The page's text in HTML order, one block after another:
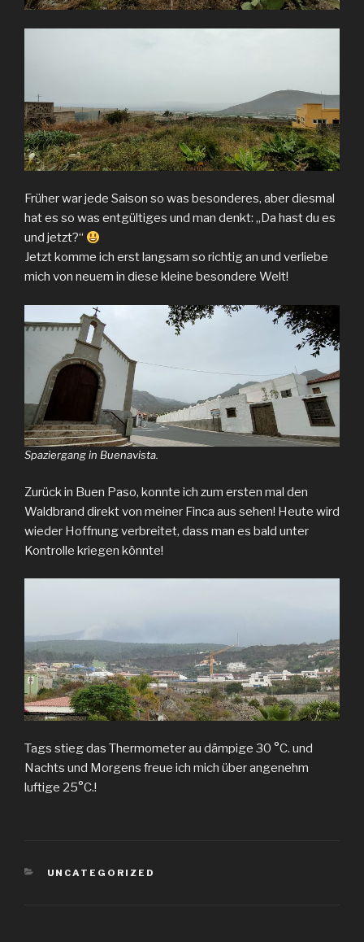
Früher war jede Saison so was besonderes, aber diesmal
hat es so was entgültiges und man denkt: „Da hast du es
und jetzt?“
Jetzt komme ich erst langsam so richtig an und verliebe
mich von neuem in diese kleine besondere Welt!
Spaziergang in Buenavista.
Zurück in Buen Paso, konnte ich zum ersten mal den
Waldbrand direkt von meiner Finca aus sehen! Heute wird
wieder Hoffnung verbreitet, dass man es bald unter
Kontrolle kriegen könnte!
Tags stieg das Thermometer au dämpige 30 °C. und
Nachts und Morgens freue ich mich über angenehm
luftige 25°C.!
KATEGORIEN
UNCATEGORIZED